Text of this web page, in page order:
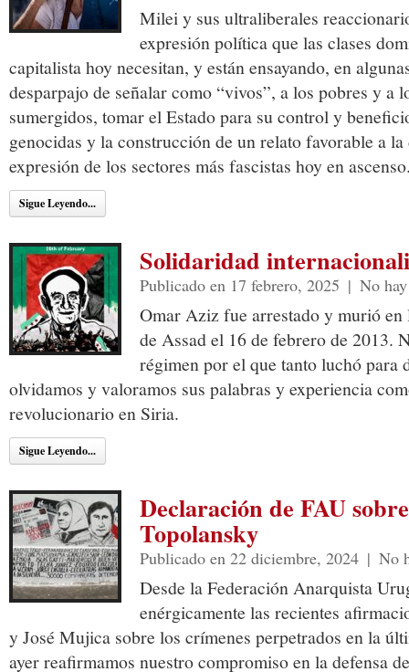
Milei y sus ultraliberales
expresión política que las clases
capitalista hoy necesitan, y están ensayando, en
desparpajo de señalar como “vivos”, a los pobres y a
sumergidos, tomar el Estado para su control y
genocidas y la construcción de un relato favorable a
expresión de los sectores más fascistas hoy en
Sigue Leyendo...
Solidaridad
Publicado en 17 febrero, 2025 | No
Omar Aziz fue arrestado y murió
de Assad el 16 de febrero de 2013.
régimen por el que tanto luchó para
olvidamos y valoramos sus palabras y experiencia
revolucionario en Siria.
Sigue Leyendo...
Declaración de FAU
Topolansky
Publicado en 22 diciembre, 2024 | No
Desde la Federación Anarquista
enérgicamente las recientes
y José Mujica sobre los crímenes perpetrados en la
ayer reafirmamos nuestro compromiso en la defensa